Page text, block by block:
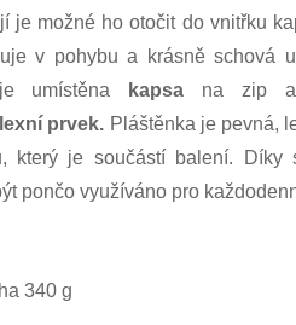
je možné ho otočit do vnitřku
v pohybu a krásně schová
umístěna
kapsa na zip a
prvek. Pláštěnka je pevná,
který je součástí balení. Díky
pončo využíváno pro
340 g